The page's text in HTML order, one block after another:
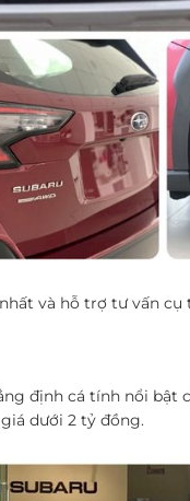
và hỗ trợ tư vấn cụ
định cá tính nổi bật
dưới 2 tỷ đồng.